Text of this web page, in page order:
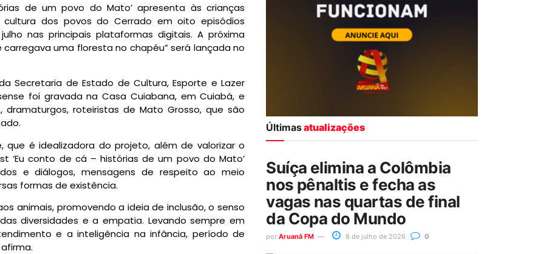
de um povo do Mato’ apresenta às crianças
dos povos do Cerrado em oito episódios
nas principais plataformas digitais. A próxima
uma floresta no chapéu” será lançada no
Secretaria de Estado de Cultura, Esporte e Lazer
foi gravada na Casa Cuiabana, em Cuiabá, e
roteiristas de Mato Grosso, que são
que é idealizadora do projeto, além de valorizar o
‘Eu conto de cá – histórias de um povo do Mato’
e diálogos, mensagens de respeito ao meio
formas de existência.
animais, promovendo a ideia de inclusão, o senso
diversidades e a empatia. Levando sempre em
e a inteligência na infância, período de
Últimasatualizações
Suíça elimina a Colômbia
nos pênaltis e fecha as
vagas nas quartas de final
da Copa do Mundo
por Aruanã FM 8 de julho de 2026 0